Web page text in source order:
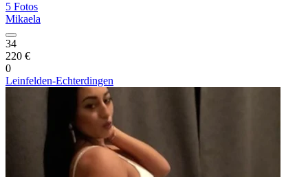
5 Fotos
Mikaela
34
220 €
0
Leinfelden-Echterdingen